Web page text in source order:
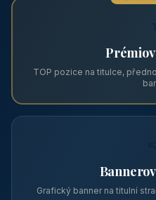
TOP pozice na titulce,
Grafický banner na titulní